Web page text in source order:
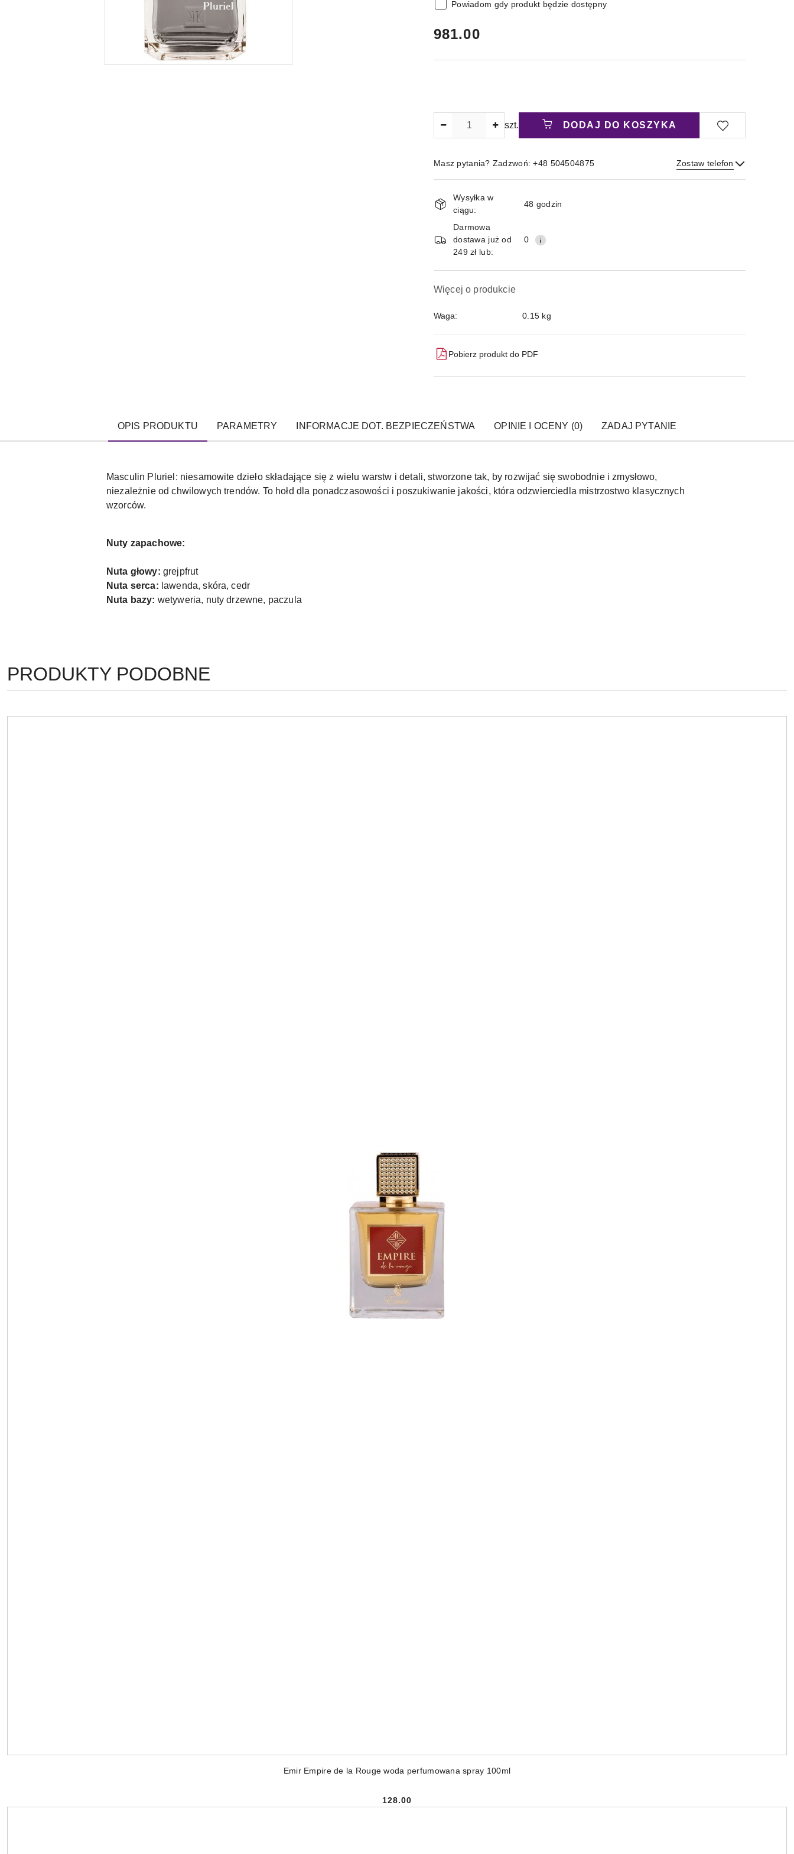
Powiadom gdy produkt będzie dostępny
cena:
981.00
szt. DODAJ DO KOSZYKA
Masz pytania? Zadzwoń: +48 504504875 Zostaw telefon
Wyślij
i
dostawa
Wysyłka w
ciągu:
48 godzin
Darmowa
dostawa już od
249 zł lub:
0
Więcej o produkcie
Waga: 0.15 kg
Pobierz produkt do PDF
OPIS PRODUKTU PARAMETRY INFORMACJE DOT. BEZPIECZEŃSTWA OPINIE I OCENY (0) ZADAJ PYTANIE
Masculin Pluriel: niesamowite dzieło składające się z wielu warstw i detali, stworzone tak, by rozwijać się swobodnie i zmysłowo,
niezależnie od chwilowych trendów. To hołd dla ponadczasowości i poszukiwanie jakości, która odzwierciedla mistrzostwo klasycznych
wzorców.
Nuty zapachowe:
Nuta głowy: grejpfrut
Nuta serca: lawenda, skóra, cedr
Nuta bazy: wetyweria, nuty drzewne, paczula
Pomiń karuzelę produktów
PRODUKTY
O
STATUSIE:
PRODUKTY PODOBNE
Emir Empire de la Rouge woda perfumowana spray 100ml
Cena:
128.00